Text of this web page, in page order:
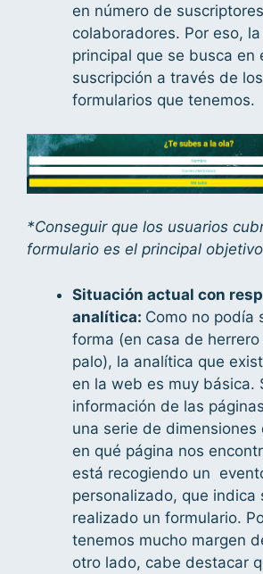
en número de
colaboradores. Por eso,
principal que se busca en
suscripción a través de
formularios que tenemos.
*Conseguir que los usuarios
formulario es el principal
Situación actual con
analítica: Como no podía
forma (en casa de
palo), la analítica que
en la web es muy básica.
información de las
una serie de dimensiones
en qué página nos
está recogiendo un
personalizado, que indica
realizado un formulario.
tenemos mucho margen
otro lado, cabe destacar